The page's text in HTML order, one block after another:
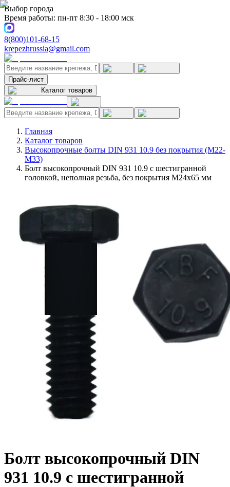
Выбор города
Время работы: пн-пт 8:30 - 18:00 мск
8(800)101-68-15
krepezhrussia@gmail.com
Прайс-лист
Каталог товаров
Главная
Каталог товаров
Высокопрочные болты DIN 931 10.9 без покрытия (M22-
M33)
Болт высокопрочный DIN 931 10.9 с шестигранной
головкой, неполная резьба, без покрытия M24x65 мм
Болт высокопрочный DIN
931 10.9 с шестигранной